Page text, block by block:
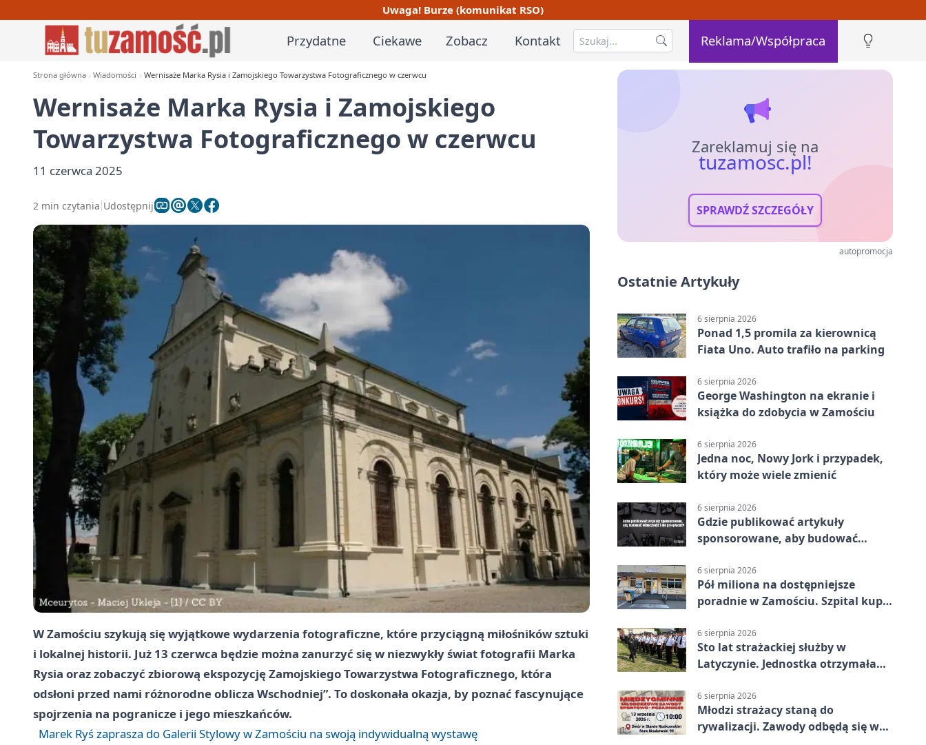
Uwaga! Burze (komunikat RSO)
Przydatne Ciekawe Zobacz Kontakt Reklama/Współpraca
Strona główna Wiadomości Wernisaże Marka Rysia i Zamojskiego Towarzystwa Fotograficznego w czerwcu
Wernisaże Marka Rysia i Zamojskiego
Towarzystwa Fotograficznego w czerwcu
11 czerwca 2025
2 min czytania Udostępnij
W Zamościu szykują się wyjątkowe wydarzenia fotograficzne, które przyciągną miłośników sztuki
i lokalnej historii. Już 13 czerwca będzie można zanurzyć się w niezwykły świat fotografii Marka
Rysia oraz zobaczyć zbiorową ekspozycję Zamojskiego Towarzystwa Fotograficznego, która
odsłoni przed nami różnorodne oblicza Wschodniej”. To doskonała okazja, by poznać fascynujące
spojrzenia na pogranicze i jego mieszkańców.
Marek Ryś zaprasza do Galerii Stylowy w Zamościu na swoją indywidualną wystawę
Zareklamuj się na
tuzamosc.pl!
SPRAWDŹ SZCZEGÓŁY
autopromocja
Ostatnie Artykuły
6 sierpnia 2026
Ponad 1,5 promila za kierownicą
Fiata Uno. Auto trafiło na parking
6 sierpnia 2026
George Washington na ekranie i
książka do zdobycia w Zamościu
6 sierpnia 2026
Jedna noc, Nowy Jork i przypadek,
który może wiele zmienić
6 sierpnia 2026
Gdzie publikować artykuły
sponsorowane, aby budować
6 sierpnia 2026
Pół miliona na dostępniejsze
poradnie w Zamościu. Szpital kupi
6 sierpnia 2026
Sto lat strażackiej służby w
Latyczynie. Jednostka otrzymała
6 sierpnia 2026
Młodzi strażacy staną do
rywalizacji. Zawody odbędą się w